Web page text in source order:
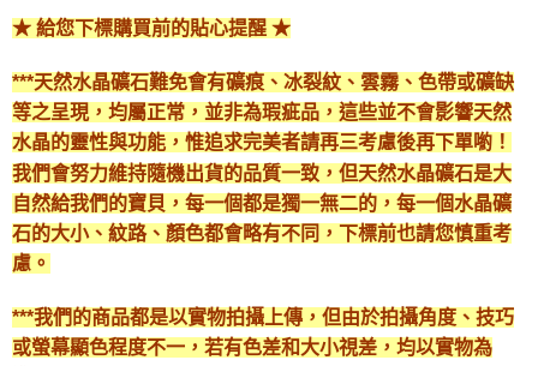
★ 給您下標購買前的貼心提醒 ★
***天然水晶礦石難免會有礦痕、冰裂紋、雲霧、色帶或礦缺
等之呈現，均屬正常，並非為瑕疵品，這些並不會影響天然
水晶的靈性與功能，惟追求完美者請再三考慮後再下單喲！
我們會努力維持隨機出貨的品質一致，但天然水晶礦石是大
自然給我們的寶貝，每一個都是獨一無二的，每一個水晶礦
石的大小、紋路、顏色都會略有不同，下標前也請您慎重考
慮。
***我們的商品都是以實物拍攝上傳，但由於拍攝角度、技巧
或螢幕顯色程度不一，若有色差和大小視差，均以實物為